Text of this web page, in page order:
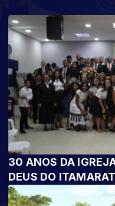
30 ANOS DA
DEUS DO